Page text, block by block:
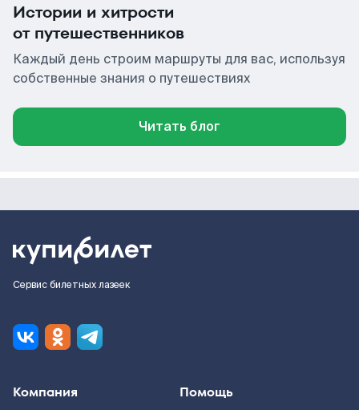
Истории и хитрости
от путешественников
Каждый день строим маршруты для вас, используя
собственные знания о путешествиях
Читать блог
Сервис билетных лазеек
Компания Помощь